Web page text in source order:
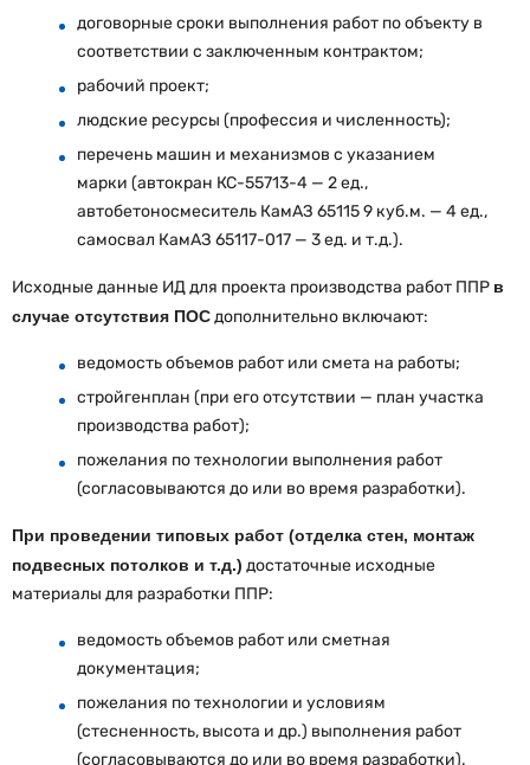
договорные сроки выполнения работ по объекту в
соответствии с заключенным контрактом;
рабочий проект;
людские ресурсы (профессия и численность);
перечень машин и механизмов с указанием
марки (автокран КС-55713-4 — 2 ед.,
автобетоносмеситель КамАЗ 65115 9 куб.м. — 4 ед.,
самосвал КамАЗ 65117-017 — 3 ед. и т.д.).
Исходные данные ИД для проекта производства работ ППР в
случае отсутствия ПОСдополнительно включают:
ведомость объемов работ или смета на работы;
стройгенплан (при его отсутствии — план участка
производства работ);
пожелания по технологии выполнения работ
(согласовываются до или во время разработки).
При проведении типовых работ (отделка стен, монтаж
подвесных потолков и т.д.) достаточные исходные
материалы для разработки ППР:
ведомость объемов работ или сметная
документация;
пожелания по технологии и условиям
(стесненность, высота и др.) выполнения работ
(согласовываются до или во время разработки).